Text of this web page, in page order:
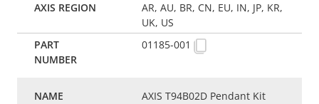
AR, AU, BR, CN, EU, IN, JP, KR,
UK, US
01185-001
AXIS T94B02D Pendant Kit